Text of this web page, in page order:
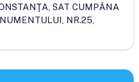
SAT CUMPĂNA
NR.25,